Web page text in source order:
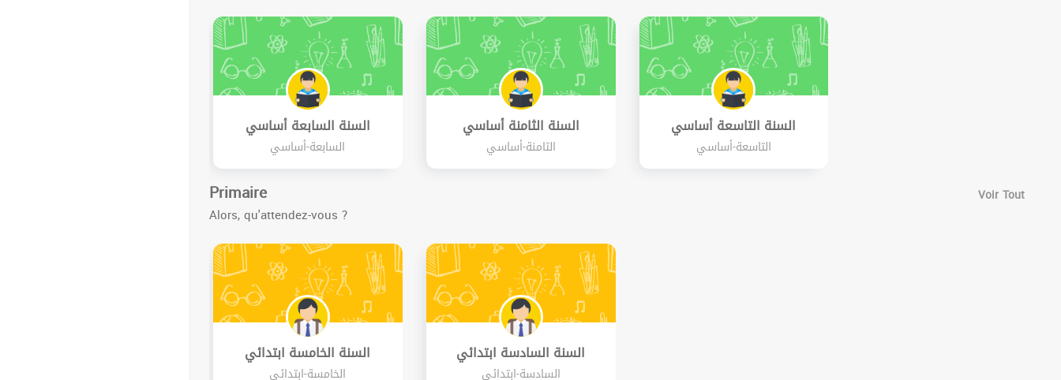
السنة السابعة أساسي
السابعة-أساسي
السنة الثامنة أساسي
الثامنة-أساسي
السنة التاسعة أساسي
التاسعة-أساسي
Primaire
Alors, qu'attendez-vous ?
Voir Tout
السنة الخامسة ابتدائي
الخامسة-ابتدائي
السنة السادسة ابتدائي
السادسة-ابتدائي